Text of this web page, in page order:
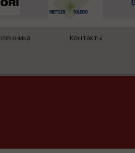
Контакты